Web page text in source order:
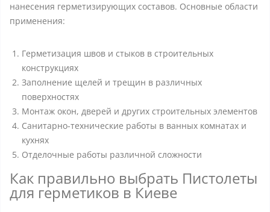
нанесения герметизирующих составов. Основные области
применения:
Герметизация швов и стыков в строительных
конструкциях
Заполнение щелей и трещин в различных
поверхностях
Монтаж окон, дверей и других строительных элементов
Санитарно-технические работы в ванных комнатах и
кухнях
Отделочные работы различной сложности
Как правильно выбрать Пистолеты
для герметиков в Киеве